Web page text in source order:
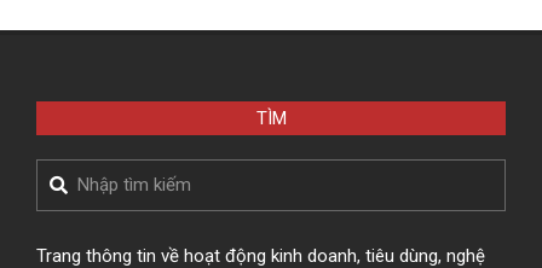
TÌM
Search
Trang thông tin về hoạt động kinh doanh, tiêu dùng, nghệ